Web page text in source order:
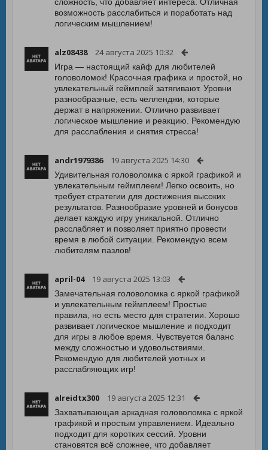
возможность расслабиться и поработать над
логическим мышлением!
alz08438 24 августа 2025 10:32
Игра — настоящий кайф для любителей
головоломок! Красочная графика и простой, но
увлекательный геймплей затягивают. Уровни
разнообразные, есть челленджи, которые
держат в напряжении. Отлично развивает
логическое мышление и реакцию. Рекомендую
для расслабления и снятия стресса!
andr1979386 19 августа 2025 14:30
Удивительная головоломка с яркой графикой и
увлекательным геймплеем! Легко освоить, но
требует стратегии для достижения высоких
результатов. Разнообразие уровней и бонусов
делает каждую игру уникальной. Отлично
расслабляет и позволяет приятно провести
время в любой ситуации. Рекомендую всем
любителям пазлов!
april-04 19 августа 2025 13:03
Замечательная головоломка с яркой графикой
и увлекательным геймплеем! Простые
правила, но есть место для стратегии. Хорошо
развивает логическое мышление и подходит
для игры в любое время. Чувствуется баланс
между сложностью и удовольствиями.
Рекомендую для любителей уютных и
расслабляющих игр!
alreidtx300 19 августа 2025 12:31
Захватывающая аркадная головоломка с яркой
графикой и простым управлением. Идеально
подходит для коротких сессий. Уровни
становятся всё сложнее, что добавляет